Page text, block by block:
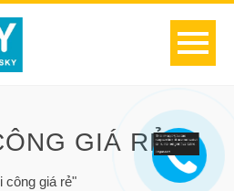
GIÁ RẺ
công giá rẻ"